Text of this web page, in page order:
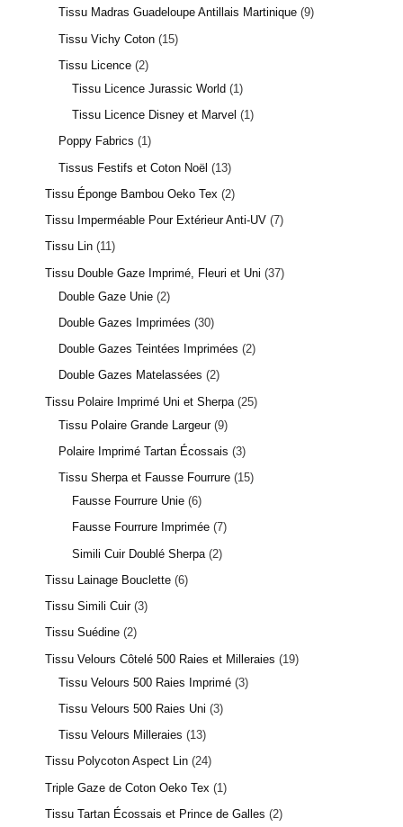
Tissu Madras Guadeloupe Antillais Martinique 9
Tissu Vichy Coton 15
Tissu Licence 2
Tissu Licence Jurassic World
1
Tissu Licence Disney et Marvel
1
Poppy Fabrics
1
Tissus Festifs et Coton Noël
13
Tissu Éponge Bambou Oeko Tex
2
Tissu Imperméable Pour Extérieur Anti-UV 7
Tissu Lin 11
Tissu Double Gaze Imprimé, Fleuri et Uni 37
Double Gaze Unie 2
Double Gazes Imprimées 30
Double Gazes Teintées Imprimées 2
Double Gazes Matelassées 2
Tissu Polaire Imprimé Uni et Sherpa 25
Tissu Polaire Grande Largeur 9
Polaire Imprimé Tartan Écossais 3
Tissu Sherpa et Fausse Fourrure 15
Fausse Fourrure Unie 6
Fausse Fourrure Imprimée 7
Simili Cuir Doublé Sherpa 2
Tissu Lainage Bouclette 6
Tissu Simili Cuir 3
Tissu Suédine 2
Tissu Velours Côtelé 500 Raies et Milleraies
19
Tissu Velours 500 Raies Imprimé 3
Tissu Velours 500 Raies Uni 3
Tissu Velours Milleraies
13
Tissu Polycoton Aspect Lin 24
Triple Gaze de Coton Oeko Tex
1
Tissu Tartan Écossais et Prince de Galles
2